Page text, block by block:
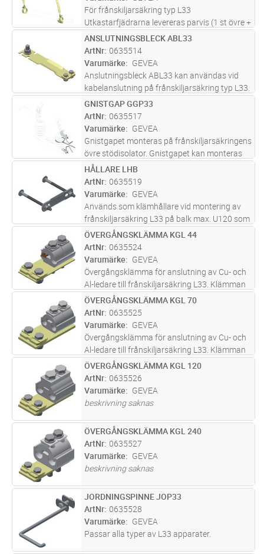
För frånskiljarsäkring typ L33
Utkastarfjädrarna levereras parvis (1 st övre +
1 st nedre) för montering på det ordinarie
patronröret (patronrör ingår ej). Smältmetall
typ TG ansluts mellan fjädrarna
ST Lägg i kundvagn
ANSLUTNINGSBLECK ABL33
ArtNr 0635514
Varumärke
GEVEA
Anslutningsbleck ABL33 kan användas vid
kabelanslutning på frånskiljarsäkring typ L33.
ABL33 förlänger ned anslutningspunkten för
kabelavslutet ifrån apparatens normala
anslutningsfana. Vid användand
ST Lägg i kundvagn
GNISTGAP GGP33
ArtNr 0635517
Varumärke
GEVEA
Gnistgapet monteras på frånskiljarsäkringens
övre stödisolator. Gnistgapet kan monteras
på både L33-10 och L33-20. Gnistgapet
passar även frånskiljarsäkringar monterade
både med porslinsisolatorer oc
ST Lägg i kundvagn
HÅLLARE LHB
ArtNr 0635519
Varumärke
GEVEA
Används som klämhållare vid montering av
frånskiljarsäkring L33 på balk max. U120 som
saknar fästhål.
ST Lägg i kundvagn
ÖVERGÅNGSKLÄMMA KGL 44
ArtNr 0635524
Varumärke
GEVEA
Övergångsklämma för anslutning av Cu- och
Al-ledare till frånskiljarsäkring L33. Klämman
består av en Cu- alt. Al-klämma på en skena
av förnicklad koppar. Levereras infettad och
klar för montering di
ST Lägg i kundvagn
ÖVERGÅNGSKLÄMMA KGL 70
ArtNr 0635525
Varumärke
GEVEA
Övergångsklämma för anslutning av Cu- och
Al-ledare till frånskiljarsäkring L33. Klämman
består av en Cu- alt. Al-klämma på en skena
av förnicklad koppar. Levereras infettad och
klar för montering di
ST Lägg i kundvagn
ÖVERGÅNGSKLÄMMA KGL 120
ArtNr 0635526
Varumärke
GEVEA
beskrivning saknas
ST Lägg i kundvagn
ÖVERGÅNGSKLÄMMA KGL 240
ArtNr 0635527
Varumärke
GEVEA
beskrivning saknas
ST Lägg i kundvagn
JORDNINGSPINNE JOP33
ArtNr 0635528
Varumärke
GEVEA
Passar alla typer av L33 apparater.